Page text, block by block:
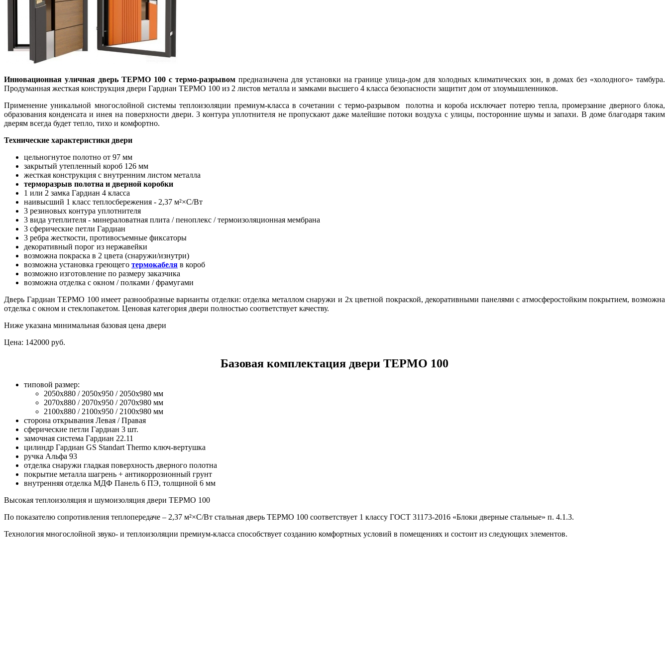
Инновационная уличная дверь ТЕРМО 100 с термо-разрывомпредназначена для установки на границе улица-дом для холодных климатических зон, в домах без «холодного» тамбура.
Продуманная жесткая конструкция двери Гардиан ТЕРМО 100 из 2 листов металла и замками высшего 4 класса безопасности защитит дом от злоумышленников.
Применение уникальной многослойной системы теплоизоляции премиум-класса в сочетании с термо-разрывом полотна и короба исключает потерю тепла, промерзание дверного блока,
образования конденсата и инея на поверхности двери. 3 контура уплотнителя не пропускают даже малейшие потоки воздуха с улицы, посторонние шумы и запахи. В доме благодаря таким
дверям всегда будет тепло, тихо и комфортно.
Технические характеристики двери
цельногнутое полотно от 97 мм
закрытый утепленный короб 126 мм
жесткая конструкция с внутренним листом металла
терморазрыв полотна и дверной коробки
1 или 2 замка Гардиан 4 класса
наивысший 1 класс теплосбережения - 2,37 м²×С/Вт
3 резиновых контура уплотнителя
3 вида утеплителя - минераловатная плита / пеноплекс / термоизоляционная мембрана
3 сферические петли Гардиан
3 ребра жесткости, противосъемные фиксаторы
декоративный порог из нержавейки
возможна покраска в 2 цвета (снаружи/изнутри)
возможна установка греющего термокабеля в короб
возможно изготовление по размеру заказчика
возможна отделка с окном / полками / фрамугами
Дверь Гардиан ТЕРМО 100 имеет разнообразные варианты отделки: отделка металлом снаружи и 2х цветной покраской, декоративными панелями с атмосферостойким покрытием, возможна
отделка с окном и стеклопакетом. Ценовая категория двери полностью соответствует качеству.
Ниже указана минимальная базовая цена двери
Цена: 142000 руб.
Базовая комплектация двери ТЕРМО 100
типовой размер:
2050х880 / 2050х950 / 2050х980 мм
2070х880 / 2070х950 / 2070х980 мм
2100х880 / 2100х950 / 2100х980 мм
сторона открывания Левая / Правая
сферические петли Гардиан 3 шт.
замочная система Гардиан 22.11
цилиндр Гардиан GS Standart Thermo ключ-вертушка
ручка Альфа 93
отделка снаружи гладкая поверхность дверного полотна
покрытие металла шагрень + антикоррозионный грунт
внутренняя отделка МДФ Панель 6 ПЭ, толщиной 6 мм
Высокая теплоизоляция и шумоизоляция двери ТЕРМО 100
По показателю сопротивления теплопередаче – 2,37 м²×С/Вт стальная дверь ТЕРМО 100 соответствует 1 классу ГОСТ 31173-2016 «Блоки дверные стальные» п. 4.1.3.
Технология многослойной звуко- и теплоизоляции премиум-класса способствует созданию комфортных условий в помещениях и состоит из следующих элементов.